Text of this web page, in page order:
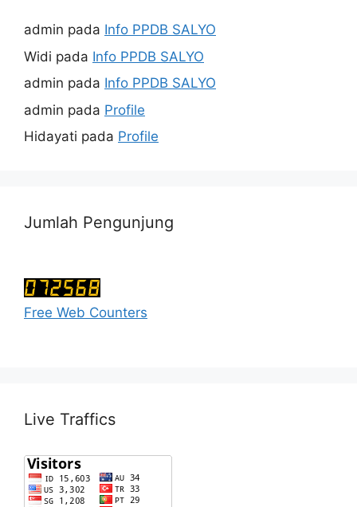
admin pada Info PPDB SALYO
Widi pada Info PPDB SALYO
admin pada Info PPDB SALYO
admin pada Profile
Hidayati pada Profile
Jumlah Pengunjung
Free Web Counters
Live Traffics